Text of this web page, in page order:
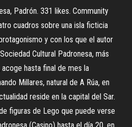
Padrón. 331 likes. Community
cuadros sobre una isla ficticia
y con los que el autor
Cultural Padronesa, más
hasta final de mes la
Millares, natural de A Rúa, en
reside en la capital del Sar.
figuras de Lego que puede verse